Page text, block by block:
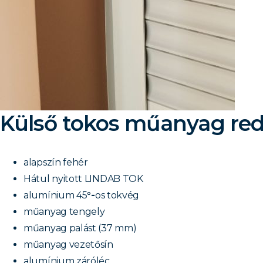
Külső tokos műanyag
alapszín fehér
Hátul nyitott LINDAB TOK
alumínium 45°-os tokvég
műanyag tengely
műanyag palást (37 mm)
műanyag vezetősín